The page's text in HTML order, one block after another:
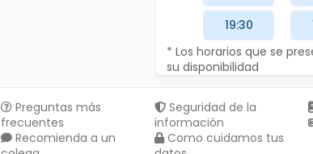
19:30
* Los horarios que se
su disponibilidad
Preguntas más
frecuentes
Recomienda a un
Seguridad de la
información
Como cuidamos tus